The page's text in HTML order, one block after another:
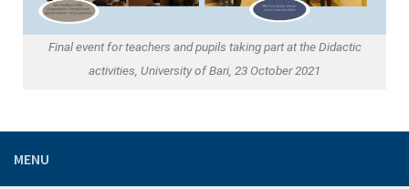
Final event for teachers and pupils taking part at the Didactic
activities, University of Bari, 23 October 2021
MENU